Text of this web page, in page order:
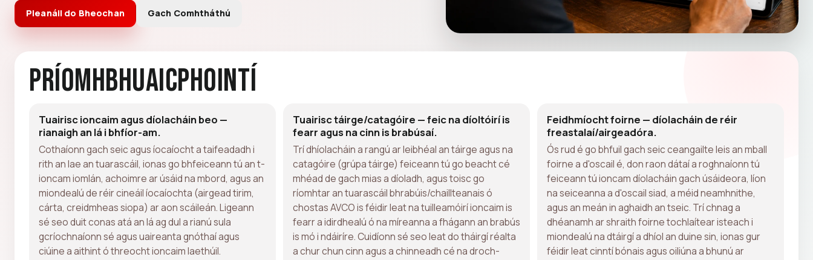
Pleanáil do Bheochan Gach Comhtháthú
Príomhbhuaicphointí
Tuairisc ioncaim agus díolacháin beo —
rianaigh an lá i bhfíor-am.
Cothaíonn gach seic agus íocaíocht a taifeadadh i
rith an lae an tuarascáil, ionas go bhfeiceann tú an t-
ioncam iomlán, achoimre ar úsáid na mbord, agus an
miondealú de réir cineáil íocaíochta (airgead tirim,
cárta, creidmheas siopa) ar aon scáileán. Ligeann
sé seo duit conas atá an lá ag dul a rianú sula
gcríochnaíonn sé agus uaireanta gnóthaí agus
ciúine a aithint ó threocht ioncaim laethúil.
Tuairisc táirge/catagóire — feic na díoltóirí is
fearr agus na cinn is brabúsaí.
Trí dhíolacháin a rangú ar leibhéal an táirge agus na
catagóire (grúpa táirge) feiceann tú go beacht cé
mhéad de gach mias a díoladh, agus toisc go
ríomhtar an tuarascáil bhrabúis/chaillteanais ó
chostas AVCO is féidir leat na tuilleamóirí ioncaim is
fearr a idirdhealú ó na míreanna a fhágann an brabús
is mó i ndáiríre. Cuidíonn sé seo leat do tháirgí réalta
a chur chun cinn agus a chinneadh cé na droch-
Feidhmíocht foirne — díolacháin de réir
freastalaí/airgeadóra.
Ós rud é go bhfuil gach seic ceangailte leis an mball
foirne a d'oscail é, don raon dátaí a roghnaíonn tú
feiceann tú ioncam díolacháin gach úsáideora, líon
na seiceanna a d'oscail siad, a méid neamhnithe,
agus an meán in aghaidh an tseic. Trí chnag a
dhéanamh ar shraith foirne tochlaítear isteach i
miondealú na dtáirgí a dhíol an duine sin, ionas gur
féidir leat cinntí bónais agus oiliúna a bhunú ar